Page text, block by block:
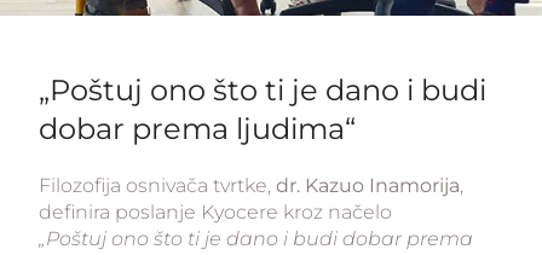
„Poštuj ono što ti je dano i budi
dobar prema ljudima“
Filozofija osnivača tvrtke, dr. Kazuo Inamorija,
definira poslanje Kyocere kroz načelo
„Poštuj ono što ti je dano i budi dobar prema